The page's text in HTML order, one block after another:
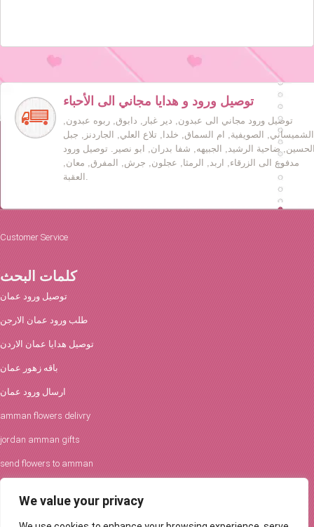
We value your privacy
توصيل ورود و هدايا مجاني الى الأحباء
توصيل ورود مجاني الى عبدون, دير غبار, دابوق, ربوه عبدون,
الشميساني, الصويفية, ام السماق, خلدا, تلاع العلي, الجاردنز, جبل
ضاحية الرشيد, الجبيهه, شفا بدران, ابو نصير. توصيل ورود
مدفوع الى الزرقاء, اربد, الرمثا, عجلون, جرش, المفرق, معان,
Customer Service
كلمات البحث
توصيل ورود عمان
طلب ورود عمان الارجن
توصيل هدايا عمان الاردن
باقه زهور عمان
ارسال ورود عمان
amman flowers delivry
jordan amman gifts
send flowers to amman
افكار الورود والحفلات
توصيل ورود عمان